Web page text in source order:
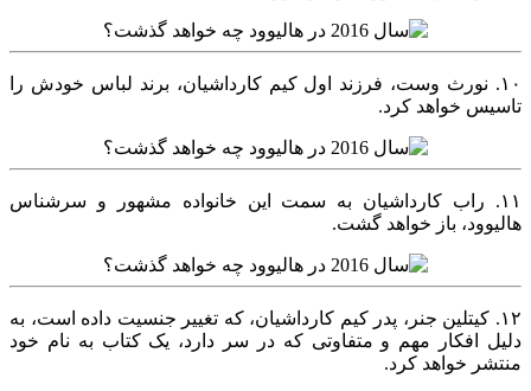
۱۰. نورث وست، فرزند اول کیم کارداشیان، برند لباس خودش را
تاسیس خواهد کرد.
۱۱. راب کارداشیان به سمت این خانواده مشهور و سرشناس
هالیوود، باز خواهد گشت.
۱۲. کیتلین جنر، پدر کیم کارداشیان، که تغییر جنسیت داده است، به
دلیل افکار مهم و متفاوتی که در سر دارد، یک کتاب به نام خود
منتشر خواهد کرد.